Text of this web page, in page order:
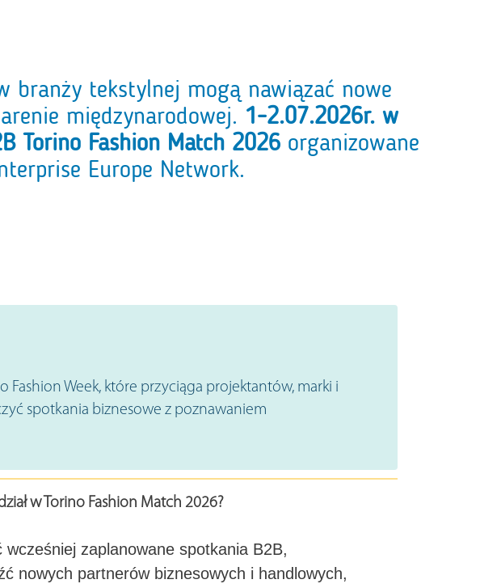
branży tekstylnej mogą nawiązać nowe
międzynarodowej. 1-2.07.2026r. w
Torino Fashion Match 2026 organizowane
Europe Network.
Week, które przyciąga projektantów, marki i
spotkania biznesowe z poznawaniem
w Torino Fashion Match 2026?
wcześniej zaplanowane spotkania B2B,
nowych partnerów biznesowych i handlowych,